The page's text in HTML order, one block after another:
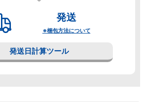
発送
※梱包方法について
発送日計算ツール